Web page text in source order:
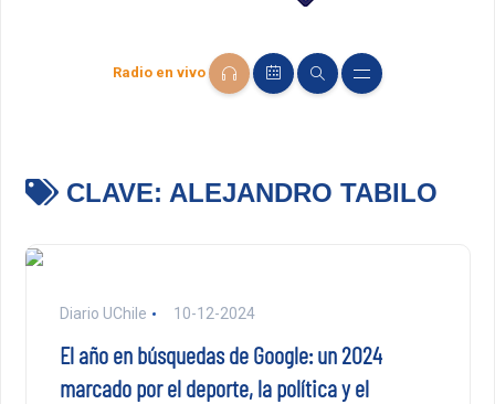
Radio en vivo
CLAVE: ALEJANDRO TABILO
Diario UChile 10-12-2024
El año en búsquedas de Google: un 2024
marcado por el deporte, la política y el